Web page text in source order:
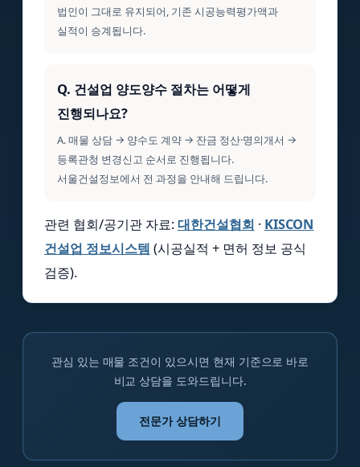
법인이 그대로 유지되어, 기존 시공능력평가액과
실적이 승계됩니다.
Q. 건설업 양도양수 절차는 어떻게
진행되나요?
A. 매물 상담 → 양수도 계약 → 잔금 정산·명의개서 →
등록관청 변경신고 순서로 진행됩니다.
서울건설정보에서 전 과정을 안내해 드립니다.
관련 협회/공기관 자료:대한건설협회 · KISCON
건설업 정보시스템 (시공실적 + 면허 정보 공식
검증).
관심 있는 매물 조건이 있으시면 현재 기준으로 바로
비교 상담을 도와드립니다.
전문가 상담하기